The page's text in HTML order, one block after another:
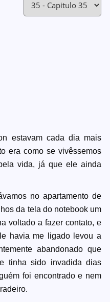
estavam cada dia mais
era como se vivêssemos
vida, já que ele ainda
no apartamento de
da tela do notebook um
voltado a fazer contato, e
havia me ligado levou a
abandonado que
tinha sido invadida dias
foi encontrado e nem